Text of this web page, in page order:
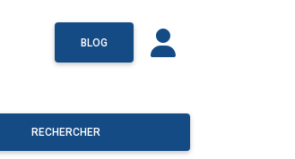
BLOG
RECHERCHER